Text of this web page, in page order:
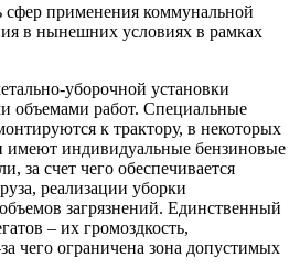
применения коммунальной
в нынешних условиях в рамках
уборочной установки
объемами работ. Специальные
к трактору, в некоторых
имеют индивидуальные бензиновые
за счет чего обеспечивается
реализации уборки
загрязнений. Единственный
– их громоздкость,
чего ограничена зона допустимых